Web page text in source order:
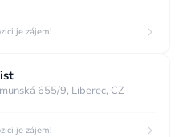
je zájem!
655/9, Liberec, CZ
je zájem!